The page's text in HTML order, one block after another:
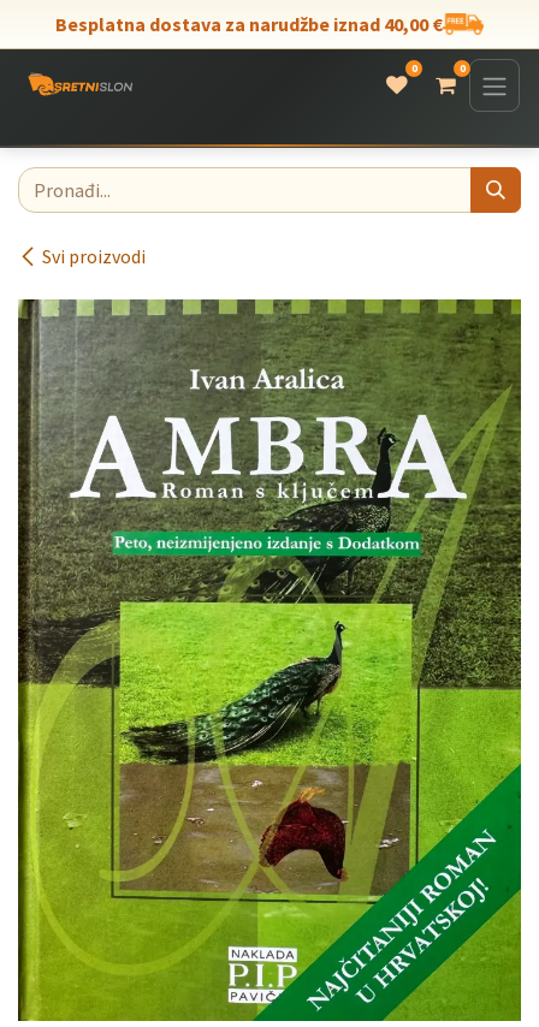
Skip to Content
Besplatna dostava za narudžbe iznad 40,00 €
0 0
Svi proizvodi